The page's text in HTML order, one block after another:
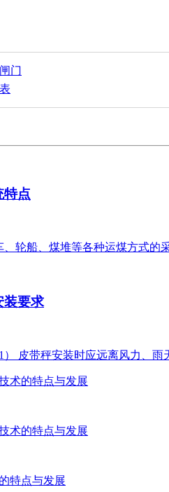
门
特点
、轮船、煤堆等各种运煤方式
装要求
） 皮带秤安装时应远离风力、
术的特点与发展
术的特点与发展
特点与发展